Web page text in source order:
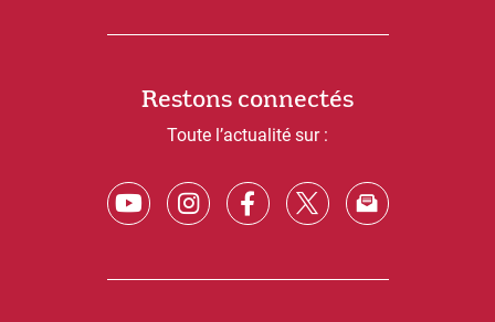
Restons connectés
Toute l’actualité sur :